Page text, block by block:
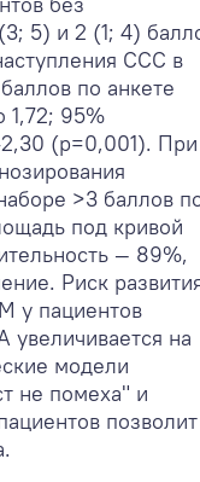
5) и 2 (1; 4)
ССС в
по анкете
1,72; 95%
(p=0,001). При
>3 баллов
под кривой
— 89%,
Риск
у пациентов
на
модели
не помеха" и
позволит